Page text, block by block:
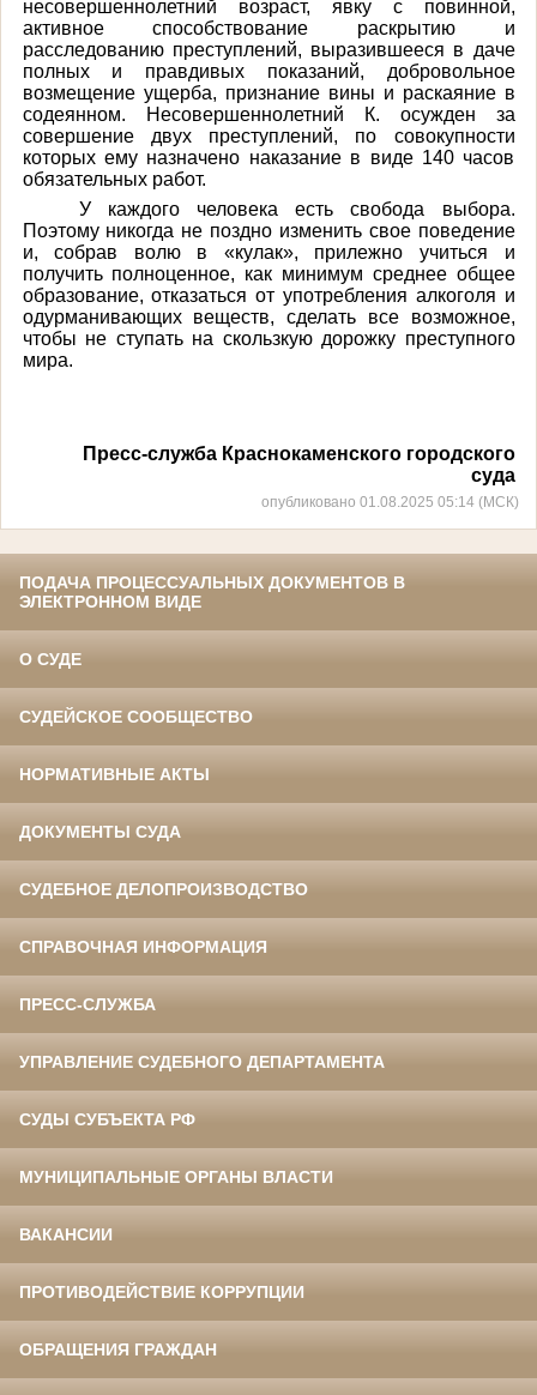
несовершеннолетний возраст, явку с повинной,
активное способствование раскрытию и
расследованию преступлений, выразившееся в даче
полных и правдивых показаний, добровольное
возмещение ущерба, признание вины и раскаяние в
содеянном. Несовершеннолетний К. осужден за
совершение двух преступлений, по совокупности
которых ему назначено наказание в виде 140 часов
обязательных работ.
У каждого человека есть свобода выбора.
Поэтому никогда не поздно изменить свое поведение
и, собрав волю в «кулак», прилежно учиться и
получить полноценное, как минимум среднее общее
образование, отказаться от употребления алкоголя и
одурманивающих веществ, сделать все возможное,
чтобы не ступать на скользкую дорожку преступного
мира.
Пресс-служба Краснокаменского городского
суда
опубликовано 01.08.2025 05:14 (МСК)
ПОДАЧА ПРОЦЕССУАЛЬНЫХ ДОКУМЕНТОВ В
ЭЛЕКТРОННОМ ВИДЕ
О СУДЕ
СУДЕЙСКОЕ СООБЩЕСТВО
НОРМАТИВНЫЕ АКТЫ
ДОКУМЕНТЫ СУДА
СУДЕБНОЕ ДЕЛОПРОИЗВОДСТВО
СПРАВОЧНАЯ ИНФОРМАЦИЯ
ПРЕСС-СЛУЖБА
УПРАВЛЕНИЕ СУДЕБНОГО ДЕПАРТАМЕНТА
СУДЫ СУБЪЕКТА РФ
МУНИЦИПАЛЬНЫЕ ОРГАНЫ ВЛАСТИ
ВАКАНСИИ
ПРОТИВОДЕЙСТВИЕ КОРРУПЦИИ
ОБРАЩЕНИЯ ГРАЖДАН